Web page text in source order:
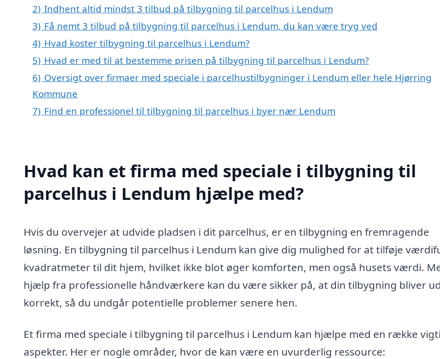
2) Indhent altid mindst 3 tilbud på tilbygning til parcelhus i Lendum
3) Få nemt 3 tilbud på tilbygning til parcelhus i Lendum, du kan være tryg ved
4) Hvad koster tilbygning til parcelhus i Lendum?
5) Hvad er med til at bestemme prisen på tilbygning til parcelhus i Lendum?
6) Oversigt over firmaer med speciale i parcelhustilbygninger i Lendum eller hele Hjørring
Kommune
7) Find en professionel til tilbygning til parcelhus i byer nær Lendum
Hvad kan et firma med speciale i tilbygning til
parcelhus i Lendum hjælpe med?
Hvis du overvejer at udvide pladsen i dit parcelhus, er en tilbygning en fremragende
løsning. En tilbygning til parcelhus i Lendum kan give dig mulighed for at tilføje
kvadratmeter til dit hjem, hvilket ikke blot øger komforten, men også husets værdi.
hjælp fra professionelle håndværkere kan du være sikker på, at din tilbygning bliver
korrekt, så du undgår potentielle problemer senere hen.
Et firma med speciale i tilbygning til parcelhus i Lendum kan hjælpe med en række
aspekter. Her er nogle områder, hvor de kan være en uvurderlig ressource: